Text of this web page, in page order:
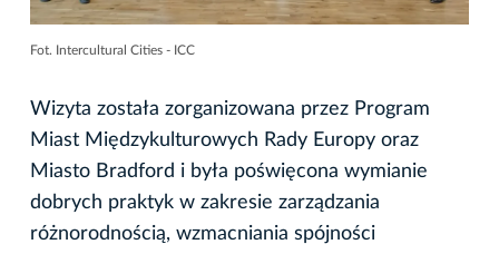
Fot. Intercultural Cities - ICC
Wizyta została zorganizowana przez Program
Miast Międzykulturowych Rady Europy oraz
Miasto Bradford i była poświęcona wymianie
dobrych praktyk w zakresie zarządzania
różnorodnością, wzmacniania spójności